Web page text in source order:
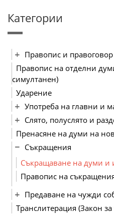
Категории
Правопис и правоговор
Правопис на отделни
симултанен)
Ударение
Употреба на главни и
Слято, полуслято и
Пренасяне на думи на
Съкращения
Съкращаване на думи и
Правопис на
Предаване на чужди
Транслитерация (Закон